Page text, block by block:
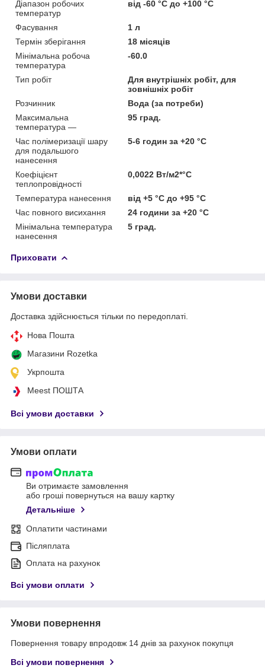
Діапазон робочих
температур
від -60 °C до +100 °C
Фасування
1 л
Термін зберігання
18 місяців
Мінімальна робоча
температура
-60.0
Тип робіт
Для внутрішніх робіт, для
зовнішніх робіт
Розчинник
Вода (за потреби)
Максимальна
температура —
95 град.
Час полімеризації шару
для подальшого
нанесення
5-6 годин за +20 °C
Коефіцієнт
теплопровідності
0,0022 Вт/м2*°С
Температура нанесення
від +5 °C до +95 °C
Час повного висихання
24 години за +20 °C
Мінімальна температура
нанесення
5 град.
Приховати
Умови доставки
Доставка здійснюється тільки по передоплаті.
Нова Пошта
Магазини Rozetka
Укрпошта
Meest ПОШТА
Всі умови доставки
Умови оплати
Ви отримаєте замовлення
або гроші повернуться на вашу картку
Детальніше
Оплатити частинами
Післяплата
Оплата на рахунок
Всі умови оплати
Умови повернення
Повернення товару впродовж 14 днів за рахунок покупця
Всі умови повернення